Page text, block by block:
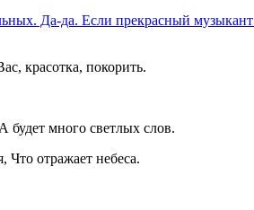
Да-да. Если прекрасный
красотка, покорить.
будет много светлых слов.
Что отражает небеса.